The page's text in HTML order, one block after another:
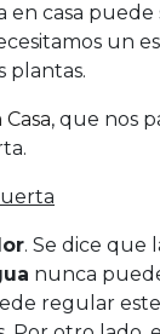
casa puede
un
plantas.
, que nos
. Se dice que
nunca
regular